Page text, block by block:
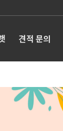
견적 문의